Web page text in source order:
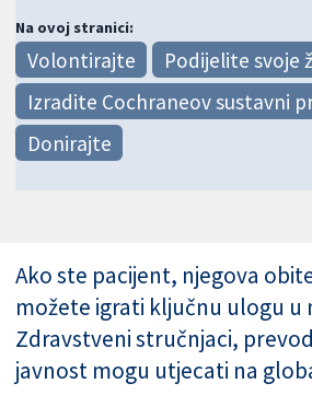
Na ovoj stranici:
Volontirajte
Podijelite svoje
Izradite Cochraneov sustavni
Donirajte
Ako ste pacijent, njegova
možete igrati ključnu ulogu u
Zdravstveni stručnjaci,
javnost mogu utjecati na